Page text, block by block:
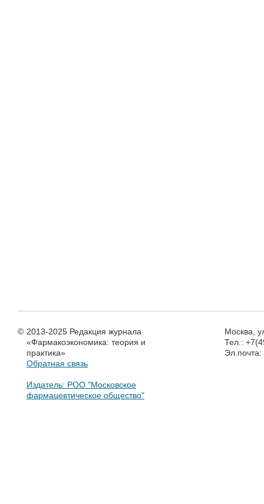
© 2013-2025 Редакция журнала
«Фармакоэкономика: теория и
практика»
Обратная связь
Издатель: РОО "Московское
фармацевтическое общество"
Москва,
Тел.:
Эл.почта: